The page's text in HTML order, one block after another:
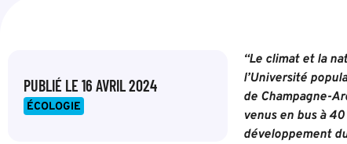
PUBLIÉ LE 16 AVRIL 2024
ÉCOLOGIE
“Le climat et la
l’Université
de Champagne-
venus en bus à
développement